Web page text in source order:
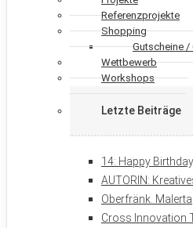
Referenzprojekte
Shopping
Gutscheine /
Wettbewerb
Workshops
Letzte Beiträge
14: Happy
AUTORIN:
Oberfränk.
Cross Innovation